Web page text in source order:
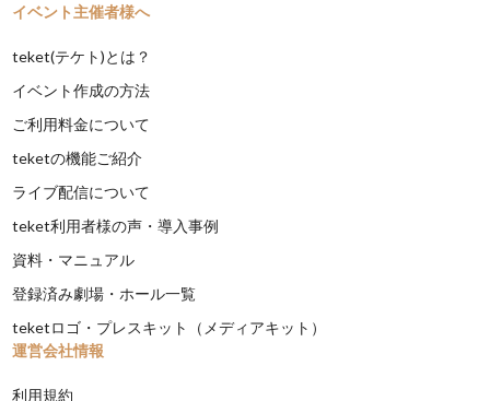
イベント主催者様へ
teket(テケト)とは？
イベント作成の方法
ご利用料金について
teketの機能ご紹介
ライブ配信について
teket利用者様の声・導入事例
資料・マニュアル
登録済み劇場・ホール一覧
teketロゴ・プレスキット（メディアキット）
運営会社情報
利用規約